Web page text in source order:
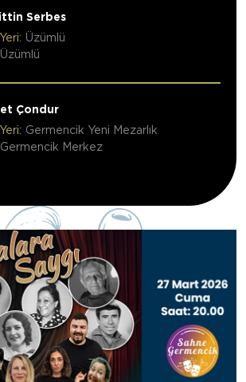
Serbes
Üzümlü
Üzümlü
Çondur
Germencik Yeni Mezarlık
Germencik Merkez